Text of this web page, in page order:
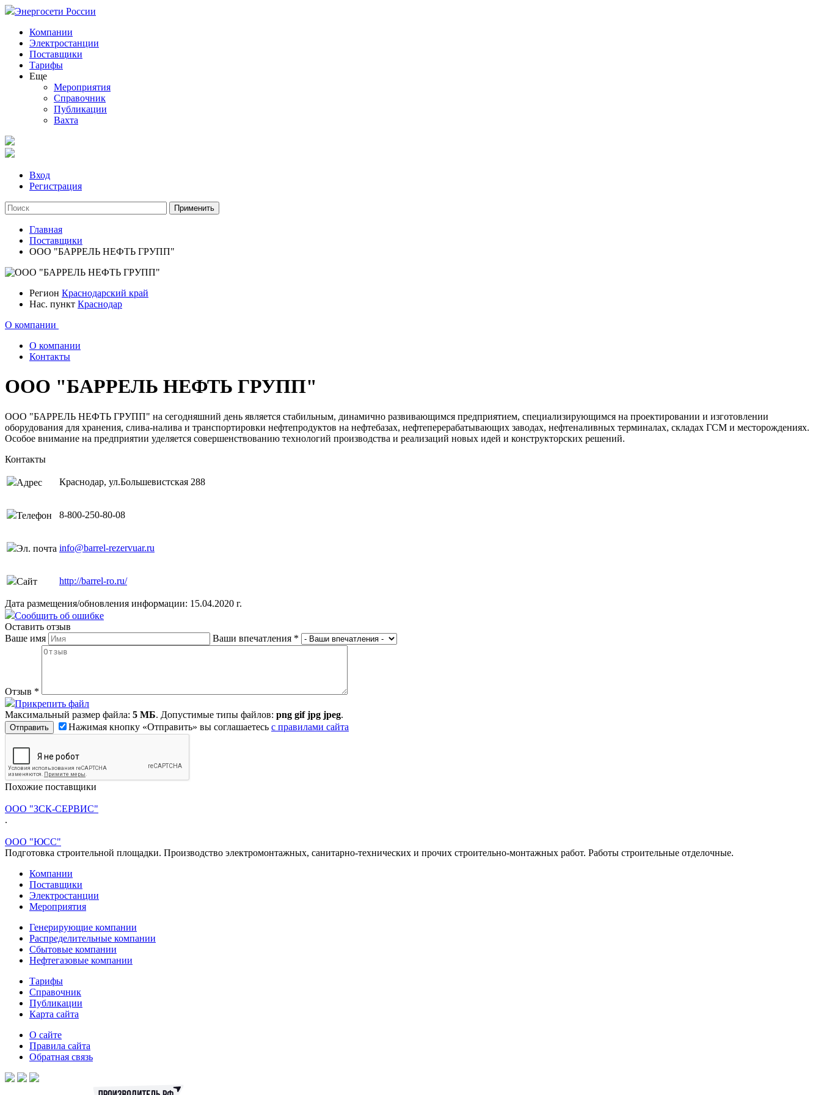
Энергосети России
Компании
Электростанции
Поставщики
Тарифы
Еще
Мероприятия
Справочник
Публикации
Вахта
Вход
Регистрация
Главная
Поставщики
ООО "БАРРЕЛЬ НЕФТЬ ГРУПП"
Регион Краснодарский край
Нас. пункт Краснодар
О компании
О компании
Контакты
ООО "БАРРЕЛЬ НЕФТЬ ГРУПП"
ООО "БАРРЕЛЬ НЕФТЬ ГРУПП" на сегодняшний день является стабильным, динамично развивающимся предприятием, специализирующимся на проектировании и изготовлении
оборудования для хранения, слива-налива и транспортировки нефтепродуктов на нефтебазах, нефтеперерабатывающих заводах, нефтеналивных терминалах, складах ГСМ и месторождениях.
Особое внимание на предприятии уделяется совершенствованию технологий производства и реализаций новых идей и конструкторских решений.
Контакты
Адрес Краснодар, ул.Большевистская 288
Телефон 8-800-250-80-08
Эл. почта info@barrel-rezervuar.ru
Сайт http://barrel-ro.ru/
Дата размещения/обновления информации: 15.04.2020 г.
Сообщить об ошибке
Оставить отзыв
Ваше имя
Ваши впечатления *
Отзыв *
Прикрепить файл
Максимальный размер файла: 5 МБ. Допустимые типы файлов: png gif jpg jpeg.
Нажимая кнопку «Отправить» вы соглашаетесь с правилами сайта
Похожие поставщики
ООО "ЗСК-СЕРВИС"
.
ООО "ЮСС"
Подготовка строительной площадки. Производство электромонтажных, санитарно-технических и прочих строительно-монтажных работ. Работы строительные отделочные.
Компании
Поставщики
Электростанции
Мероприятия
Генерирующие компании
Распределительные компании
Сбытовые компании
Нефтегазовые компании
Тарифы
Справочник
Публикации
Карта сайта
О сайте
Правила сайта
Обратная связь